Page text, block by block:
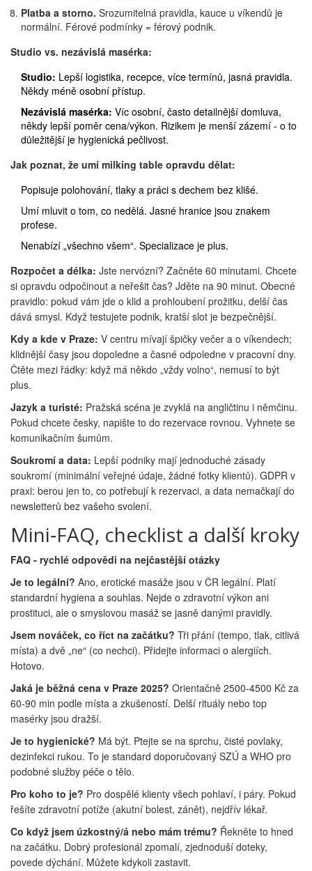
Platba a storno. Srozumitelná pravidla, kauce u víkendů je
normální. Férové podmínky = férový podnik.
Studio vs. nezávislá masérka:
Studio: Lepší logistika, recepce, více termínů, jasná pravidla.
Někdy méně osobní přístup.
Nezávislá masérka: Víc osobní, často detailnější domluva,
někdy lepší poměr cena/výkon. Rizikem je menší zázemí - o to
důležitější je hygienická pečlivost.
Jak poznat, že umí milking table opravdu dělat:
Popisuje polohování, tlaky a práci s dechem bez klišé.
Umí mluvit o tom, co nedělá. Jasné hranice jsou znakem
profese.
Nenabízí „všechno všem“. Specializace je plus.
Rozpočet a délka: Jste nervózní? Začněte 60 minutami. Chcete
si opravdu odpočinout a neřešit čas? Jděte na 90 minut. Obecné
pravidlo: pokud vám jde o klid a prohloubení prožitku, delší čas
dává smysl. Když testujete podnik, kratší slot je bezpečnější.
Kdy a kde v Praze: V centru mívají špičky večer a o víkendech;
klidnější časy jsou dopoledne a časné odpoledne v pracovní dny.
Čtěte mezi řádky: když má někdo „vždy volno“, nemusí to být
plus.
Jazyk a turisté: Pražská scéna je zvyklá na angličtinu i němčinu.
Pokud chcete česky, napište to do rezervace rovnou. Vyhnete se
komunikačním šumům.
Soukromí a data: Lepší podniky mají jednoduché zásady
soukromí (minimální veřejné údaje, žádné fotky klientů). GDPR v
praxi: berou jen to, co potřebují k rezervaci, a data nemačkají do
newsletterů bez vašeho svolení.
Mini‑FAQ, checklist a další kroky
FAQ - rychlé odpovědi na nejčastější otázky
Je to legální? Ano, erotické masáže jsou v ČR legální. Platí
standardní hygiena a souhlas. Nejde o zdravotní výkon ani
prostituci, ale o smyslovou masáž se jasně danými pravidly.
Jsem nováček, co říct na začátku? Tři přání (tempo, tlak, citlivá
místa) a dvě „ne“ (co nechci). Přidejte informaci o alergiích.
Hotovo.
Jaká je běžná cena v Praze 2025? Orientačně 2500-4500 Kč za
60-90 min podle místa a zkušeností. Delší rituály nebo top
masérky jsou dražší.
Je to hygienické? Má být. Ptejte se na sprchu, čisté povlaky,
dezinfekci rukou. To je standard doporučovaný SZÚ a WHO pro
podobné služby péče o tělo.
Pro koho to je? Pro dospělé klienty všech pohlaví, i páry. Pokud
řešíte zdravotní potíže (akutní bolest, zánět), nejdřív lékař.
Co když jsem úzkostný/á nebo mám trému? Řekněte to hned
na začátku. Dobrý profesionál zpomalí, zjednoduší doteky,
povede dýchání. Můžete kdykoli zastavit.